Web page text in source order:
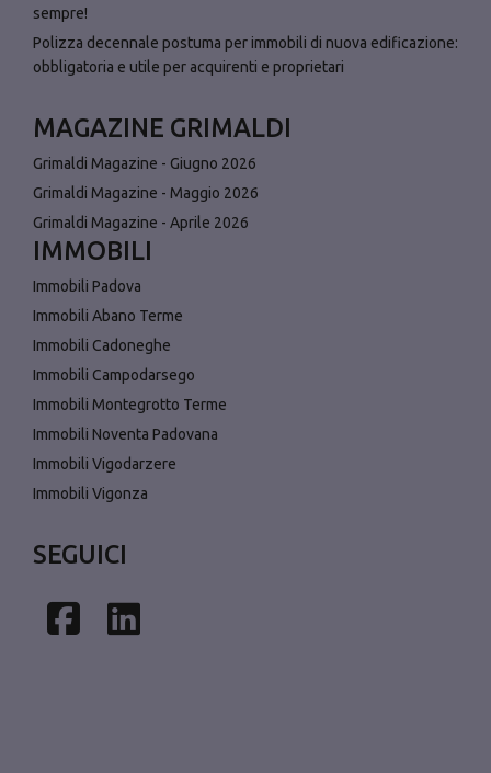
sempre!
Polizza decennale postuma per immobili di nuova edificazione:
obbligatoria e utile per acquirenti e proprietari
MAGAZINE GRIMALDI
Grimaldi Magazine - Giugno 2026
Grimaldi Magazine - Maggio 2026
Grimaldi Magazine - Aprile 2026
IMMOBILI
Immobili Padova
Immobili Abano Terme
Immobili Cadoneghe
Immobili Campodarsego
Immobili Montegrotto Terme
Immobili Noventa Padovana
Immobili Vigodarzere
Immobili Vigonza
SEGUICI
Facebook
Linkedin